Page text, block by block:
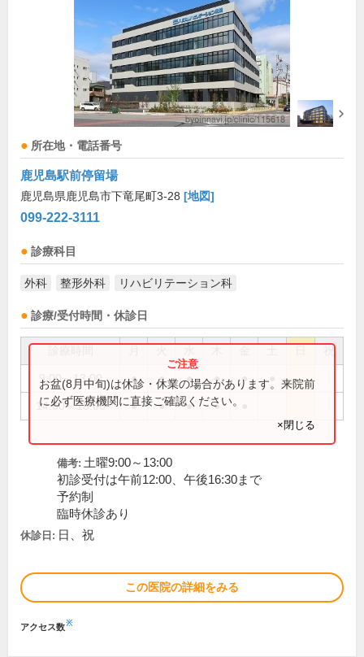
所在地・電話番号
鹿児島駅前停留場
鹿児島県鹿児島市下竜尾町3-28 [地図]
099-222-3111
診療科目
外科 整形外科 リハビリテーション科
診療/受付時間・休診日
祝
9:00～13:00 ● ● ● ● ●
14:00～18:00 ● ● ● ●
お盆(8月中旬)は休診・休業の場合があります。来院前
に必ず医療機関に直接ご確認ください。
×閉じる
備考: 土曜9:00～13:00
初診受付は午前12:00、午後16:30まで
予約制
臨時休診あり
休診日: 日、祝
この医院の詳細をみる
アクセス数※